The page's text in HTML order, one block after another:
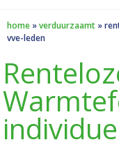
home »verduurzaamt »
vve-leden